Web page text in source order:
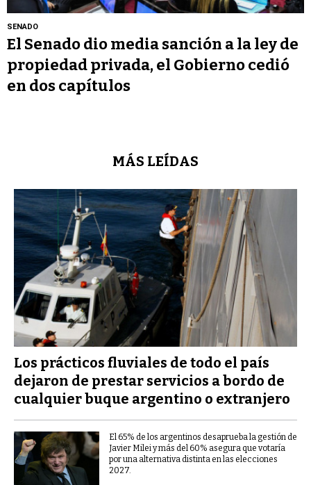
SENADO
El Senado dio media sanción a la ley de
propiedad privada, el Gobierno cedió
en dos capítulos
MÁS LEÍDAS
Los prácticos fluviales de todo el país
dejaron de prestar servicios a bordo de
cualquier buque argentino o extranjero
El 65% de los argentinos desaprueba la gestión de
Javier Milei y más del 60% asegura que votaría
por una alternativa distinta en las elecciones
2027.